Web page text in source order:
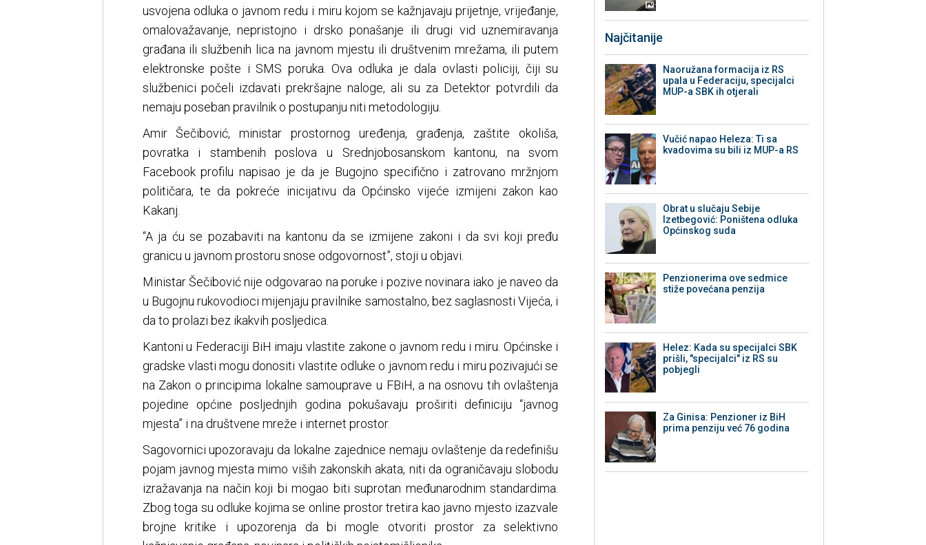
usvojena odluka o javnom redu i miru kojom se kažnjavaju prijetnje, vrijeđanje,
omalovažavanje, nepristojno i drsko ponašanje ili drugi vid uznemiravanja
građana ili službenih lica na javnom mjestu ili društvenim mrežama, ili putem
elektronske pošte i SMS poruka. Ova odluka je dala ovlasti policiji, čiji su
službenici počeli izdavati prekršajne naloge, ali su za Detektor potvrdili da
nemaju poseban pravilnik o postupanju niti metodologiju.
Amir Šečibović, ministar prostornog uređenja, građenja, zaštite okoliša,
povratka i stambenih poslova u Srednjobosanskom kantonu, na svom
Facebook profilu napisao je da je Bugojno specifično i zatrovano mržnjom
političara, te da pokreće inicijativu da Općinsko vijeće izmijeni zakon kao
Kakanj.
“A ja ću se pozabaviti na kantonu da se izmijene zakoni i da svi koji pređu
granicu u javnom prostoru snose odgovornost”, stoji u objavi.
Ministar Šečibović nije odgovarao na poruke i pozive novinara iako je naveo da
u Bugojnu rukovodioci mijenjaju pravilnike samostalno, bez saglasnosti Vijeća, i
da to prolazi bez ikakvih posljedica.
Kantoni u Federaciji BiH imaju vlastite zakone o javnom redu i miru. Općinske i
gradske vlasti mogu donositi vlastite odluke o javnom redu i miru pozivajući se
na Zakon o principima lokalne samouprave u FBiH, a na osnovu tih ovlaštenja
pojedine općine posljednjih godina pokušavaju proširiti definiciju “javnog
mjesta” i na društvene mreže i internet prostor.
Sagovornici upozoravaju da lokalne zajednice nemaju ovlaštenje da redefinišu
pojam javnog mjesta mimo viših zakonskih akata, niti da ograničavaju slobodu
izražavanja na način koji bi mogao biti suprotan međunarodnim standardima.
Zbog toga su odluke kojima se online prostor tretira kao javno mjesto izazvale
brojne kritike i upozorenja da bi mogle otvoriti prostor za selektivno
Najčitanije
Naoružana formacija iz RS
upala u Federaciju, specijalci
MUP-a SBK ih otjerali
Vučić napao Heleza: Ti sa
kvadovima su bili iz MUP-a RS
Obrat u slučaju Sebije
Izetbegović: Poništena odluka
Općinskog suda
Penzionerima ove sedmice
stiže povećana penzija
Helez: Kada su specijalci SBK
prišli, "specijalci" iz RS su
pobjegli
Za Ginisa: Penzioner iz BiH
prima penziju već 76 godina